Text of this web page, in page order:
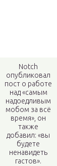
Notch
опубликовал
пост о работе
над «самым
надоедливым
мобом за всё
время», он
также
добавил: «вы
будете
ненавидеть
гастов».